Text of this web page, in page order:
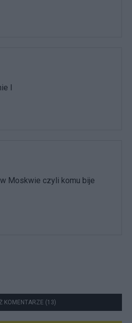
I
Moskwie czyli komu bije
KOMENTARZE (13)